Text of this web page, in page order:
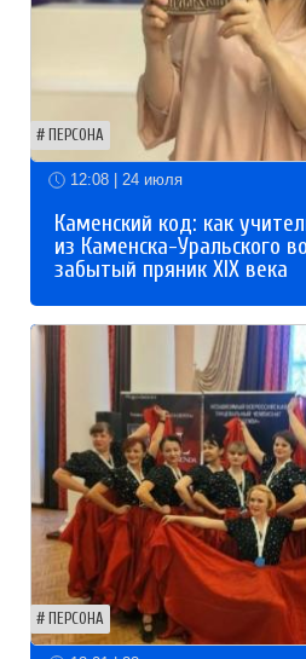
ПЕРСОНА
12:08 | 24 июля
Каменский код: как
из Каменска-Уральского
забытый пряник XIX века
ПЕРСОНА